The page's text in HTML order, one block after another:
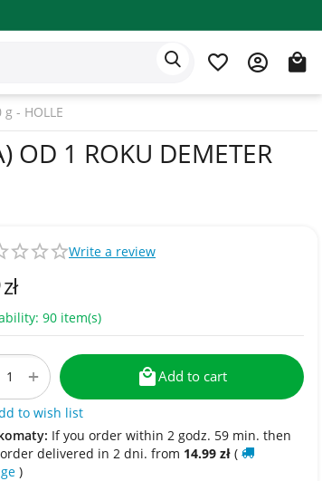
g - HOLLE
OD 1 ROKU DEMETER
Write a review
zł
90 item(s)
+ Add to cart
to wish list
If you order within 2 godz. 59 min. then
delivered in 2 dni. from 14.99 zł (
)